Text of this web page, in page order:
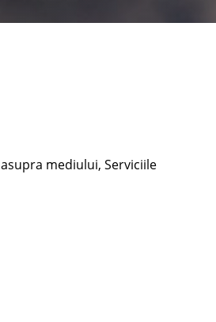
mediului, Serviciile